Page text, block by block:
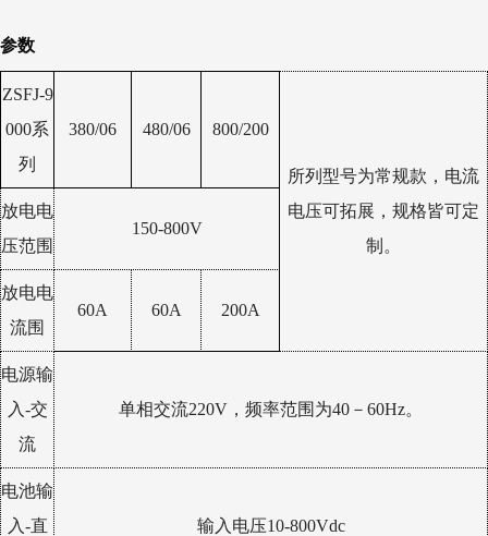
参数
ZSFJ-9
000系
列
380/06 480/06 800/200
所列型号为常规款，电流
电压可拓展，规格皆可定
制。
放电电
压范围
150-800V
放电电
流围
60A 60A 200A
电源输
入-交
流
单相交流220V，频率范围为40－60Hz。
电池输
入-直
输入电压10-800Vdc